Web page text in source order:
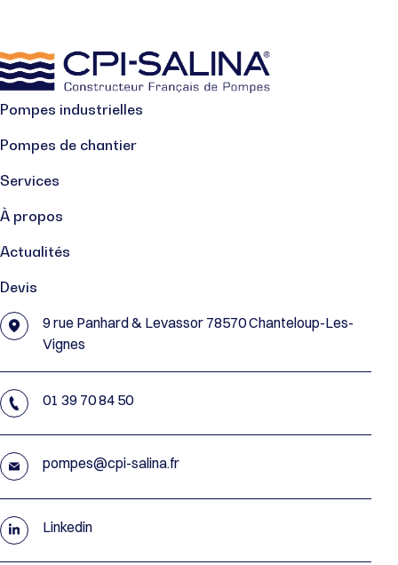
Pompes industrielles
Pompes de chantier
Services
À propos
Actualités
Devis
9 rue Panhard & Levassor 78570 Chanteloup-Les-
Vignes
01 39 70 84 50
pompes@cpi-salina.fr
Linkedin